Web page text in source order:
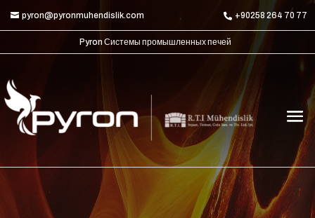
pyron@pyronmuhendislik.com +90258 264 70 77
Pyron Системы промышленных печей